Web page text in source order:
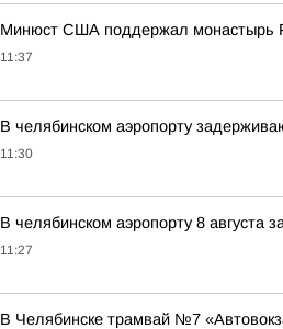
Минюст США поддержал монастырь
11:37
В челябинском аэропорту
11:30
В челябинском аэропорту 8 августа
11:27
В Челябинске трамвай №7